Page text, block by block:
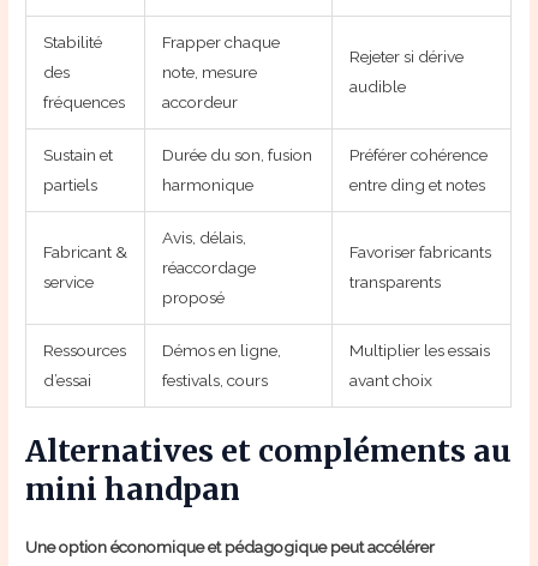
Stabilité
des
fréquences
Frapper chaque
note, mesure
accordeur
Rejeter si dérive
audible
Sustain et
partiels
Durée du son, fusion
harmonique
Préférer cohérence
entre ding et notes
Fabricant &
service
Avis, délais,
réaccordage
proposé
Favoriser fabricants
transparents
Ressources
d’essai
Démos en ligne,
festivals, cours
Multiplier les essais
avant choix
Alternatives et compléments au
mini handpan
Une option économique et pédagogique peut accélérer